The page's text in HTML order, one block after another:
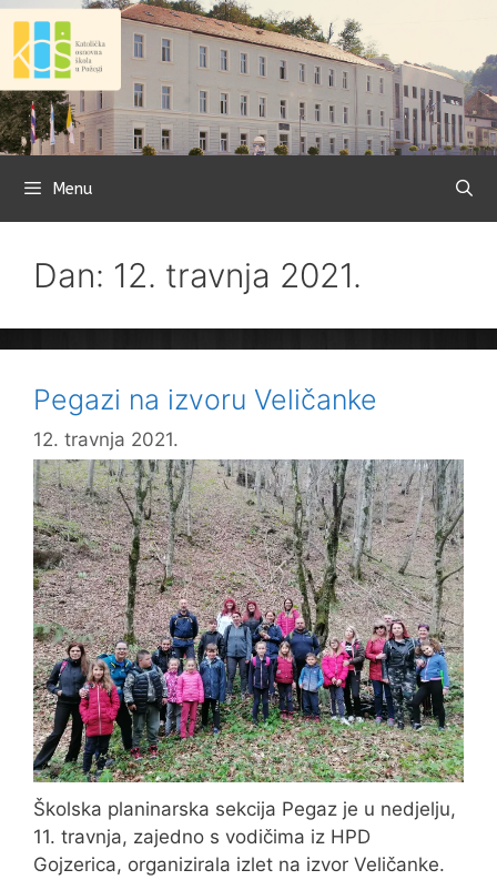
Preskoči
sadržaj
Menu
Dan: 12. travnja 2021.
Pegazi na izvoru Veličanke
12. travnja 2021.
Školska planinarska sekcija Pegaz je u nedjelju,
11. travnja, zajedno s vodičima iz HPD
Gojzerica, organizirala izlet na izvor Veličanke.